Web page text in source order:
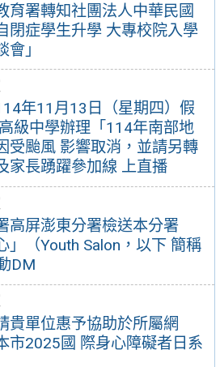
育署轉知社團法人中華民國
閉症學生升學 大專校院入學
」
年11月13日（星期四）假
級中學辦理「114年南部地
受颱風 影響取消，並請另轉
家長踴躍參加線 上直播
高屏澎東分署檢送本分署
」（Youth Salon，以下 簡稱
DM
貴單位惠予協助於所屬網
市2025國 際身心障礙者日系